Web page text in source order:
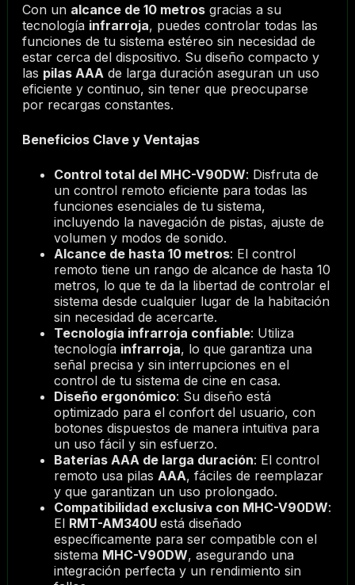
Con un alcance de 10 metrosgracias a su
tecnología infrarroja, puedes controlar todas las
funciones de tu sistema estéreo sin necesidad de
estar cerca del dispositivo. Su diseño compacto y
las pilas AAAde larga duración aseguran un uso
eficiente y continuo, sin tener que preocuparse
por recargas constantes.
Beneficios Clave y Ventajas
Control total del MHC-V90DW: Disfruta de
un control remoto eficiente para todas las
funciones esenciales de tu sistema,
incluyendo la navegación de pistas, ajuste de
volumen y modos de sonido.
Alcance de hasta 10 metros: El control
remoto tiene un rango de alcance de hasta 10
metros, lo que te da la libertad de controlar el
sistema desde cualquier lugar de la habitación
sin necesidad de acercarte.
Tecnología infrarroja confiable: Utiliza
tecnología infrarroja, lo que garantiza una
señal precisa y sin interrupciones en el
control de tu sistema de cine en casa.
Diseño ergonómico: Su diseño está
optimizado para el confort del usuario, con
botones dispuestos de manera intuitiva para
un uso fácil y sin esfuerzo.
Baterías AAA de larga duración: El control
remoto usa pilas AAA, fáciles de reemplazar
y que garantizan un uso prolongado.
Compatibilidad exclusiva con MHC-V90DW:
El RMT-AM340U está diseñado
específicamente para ser compatible con el
sistema MHC-V90DW, asegurando una
integración perfecta y un rendimiento sin